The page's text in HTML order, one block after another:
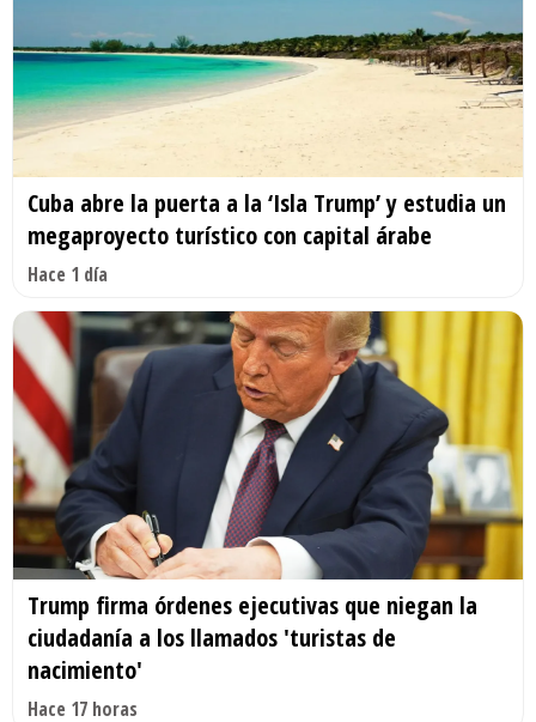
Cuba abre la puerta a la ‘Isla Trump’ y estudia un
megaproyecto turístico con capital árabe
Hace 1 día
Trump firma órdenes ejecutivas que niegan la
ciudadanía a los llamados 'turistas de
nacimiento'
Hace 17 horas